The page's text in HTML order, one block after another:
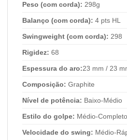
Peso (com corda): 298g
Balanço (com corda): 4 pts HL
Swingweight (com corda): 298
Rigidez: 68
Espessura do aro:23 mm / 23
Composição: Graphite
Nível de potência: Baixo-Médio
Estilo do golpe: Médio-Completo
Velocidade do swing: Médio-